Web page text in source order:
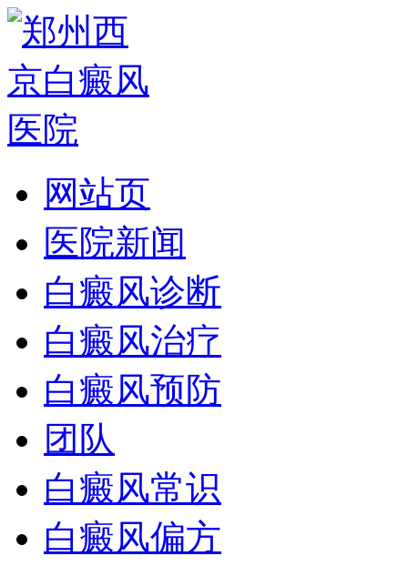
网站页
医院新闻
白癜风诊断
白癜风治疗
白癜风预防
团队
白癜风常识
白癜风偏方